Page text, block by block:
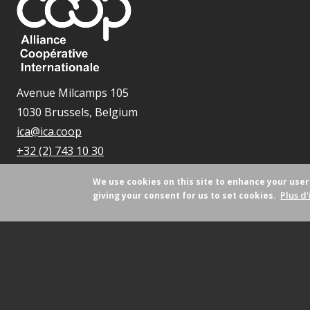
Avenue Milcamps 105
1030 Brussels, Belgium
ica@ica.coop
+32 (2) 743 10 30
We use cookies on this site to enhance your
giving your consent for us to set cookies. Plus